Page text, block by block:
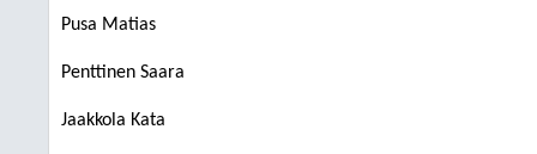
Pusa Matias
Penttinen Saara
Jaakkola Kata